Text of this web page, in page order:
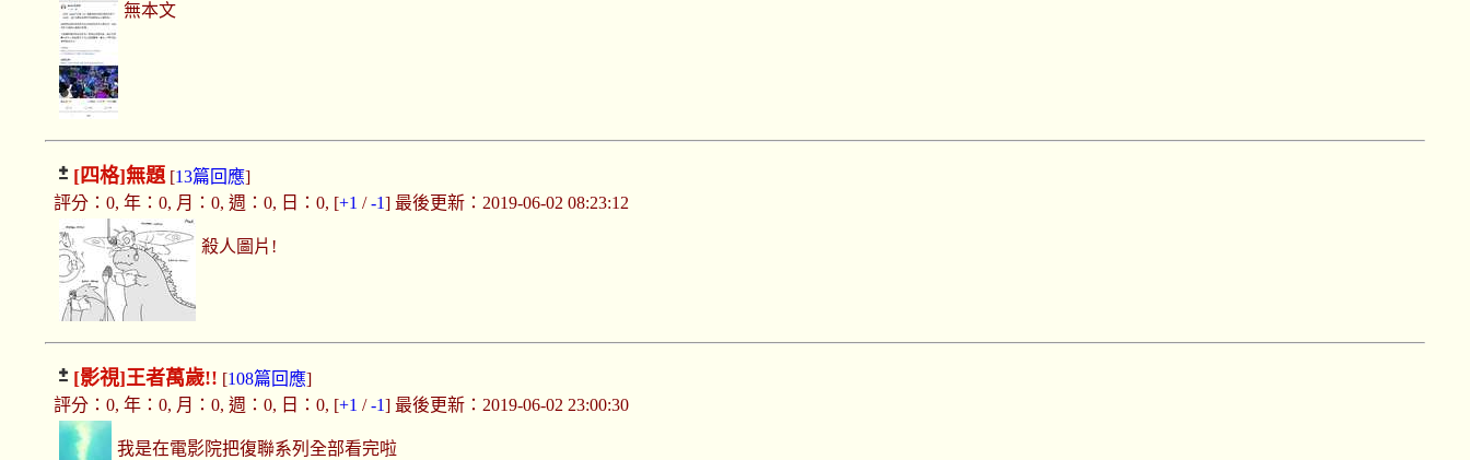
無本文
[四格]無題 [13篇回應]
評分：0, 年：0, 月：0, 週：0, 日：0, [+1 /-1] 最後更新：2019-06-02 08:23:12
殺人圖片!
[影視]王者萬歲!! [108篇回應]
評分：0, 年：0, 月：0, 週：0, 日：0, [+1 /-1] 最後更新：2019-06-02 23:00:30
我是在電影院把復聯系列全部看完啦